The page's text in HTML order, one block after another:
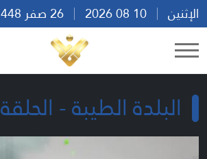
الإثنين
البلدة الطيبة - الحلقة 37